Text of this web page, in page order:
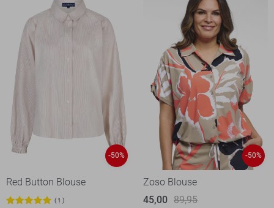
-50%
Red Button Blouse
1
-50%
Zoso Blouse
45,00 89,95